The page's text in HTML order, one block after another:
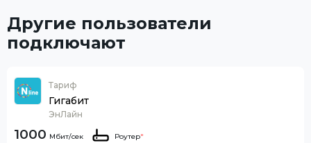
Другие пользователи
подключают
Тариф
Гигабит
ЭнЛайн
1000 Роутер*